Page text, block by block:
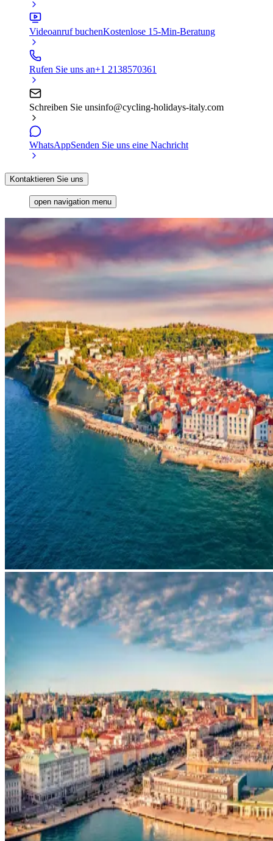
Videoanruf buchenKostenlose 15-Min-Beratung
Rufen Sie uns an+1 2138570361
Schreiben Sie unsinfo@cycling-holidays-italy.com
WhatsAppSenden Sie uns eine Nachricht
Kontaktieren Sie uns
open navigation menu